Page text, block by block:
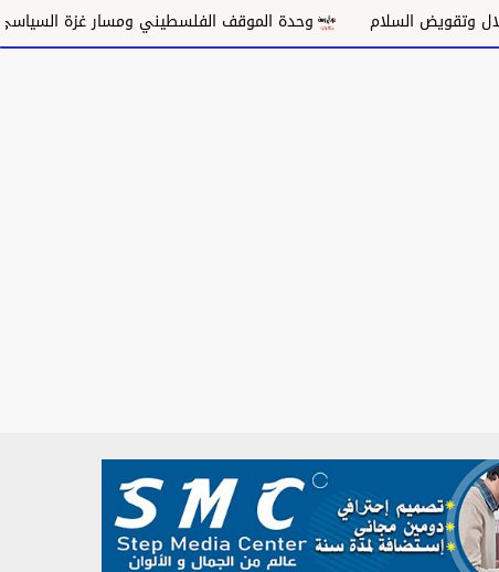
وحدة الموقف الفلسطيني ومسار غزة السياسي مكانة